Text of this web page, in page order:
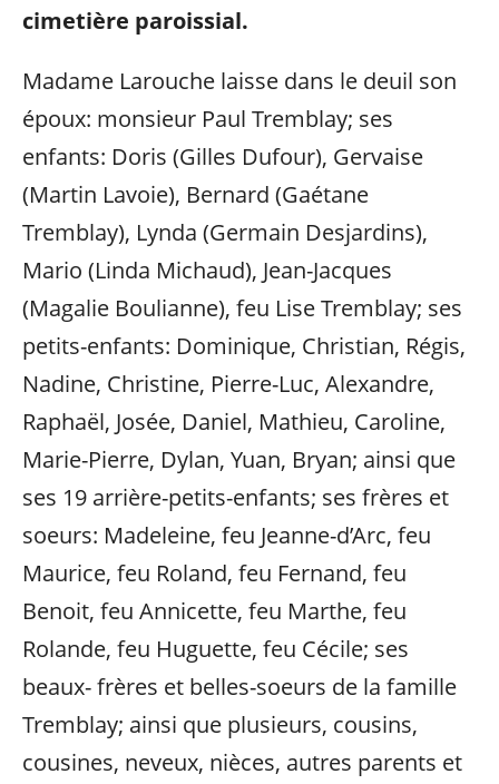
cimetière paroissial.
Madame Larouche laisse dans le deuil son
époux: monsieur Paul Tremblay; ses
enfants: Doris (Gilles Dufour), Gervaise
(Martin Lavoie), Bernard (Gaétane
Tremblay), Lynda (Germain Desjardins),
Mario (Linda Michaud), Jean-Jacques
(Magalie Boulianne), feu Lise Tremblay; ses
petits-enfants: Dominique, Christian, Régis,
Nadine, Christine, Pierre-Luc, Alexandre,
Raphaël, Josée, Daniel, Mathieu, Caroline,
Marie-Pierre, Dylan, Yuan, Bryan; ainsi que
ses 19 arrière-petits-enfants; ses frères et
soeurs: Madeleine, feu Jeanne-d’Arc, feu
Maurice, feu Roland, feu Fernand, feu
Benoit, feu Annicette, feu Marthe, feu
Rolande, feu Huguette, feu Cécile; ses
beaux- frères et belles-soeurs de la famille
Tremblay; ainsi que plusieurs, cousins,
cousines, neveux, nièces, autres parents et